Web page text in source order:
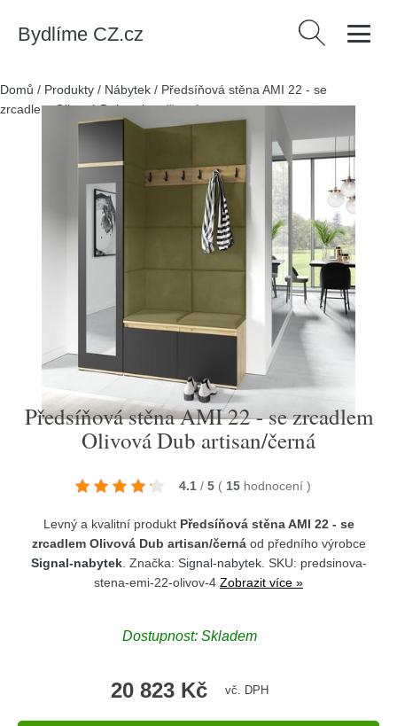
Bydlíme CZ.cz Vyhledávání
Domů / Produkty / Nábytek / Předsíňová stěna AMI 22 - se
zrcadlem Olivová Dub artisan/černá
Předsíňová stěna AMI 22 - se zrcadlem
Olivová Dub artisan/černá
4.1 / 5 ( 15 hodnocení )
Levný a kvalitní produkt Předsíňová stěna AMI 22 - se
zrcadlem Olivová Dub artisan/černáod předního výrobce
Signal-nabytek. Značka: Signal-nabytek. SKU: predsinova-
stena-emi-22-olivov-4 Zobrazit více »
Dostupnost: Skladem
20 823 Kč vč. DPH